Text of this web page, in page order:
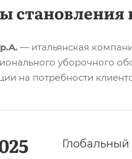
— итальянская
уборочного
на потребности